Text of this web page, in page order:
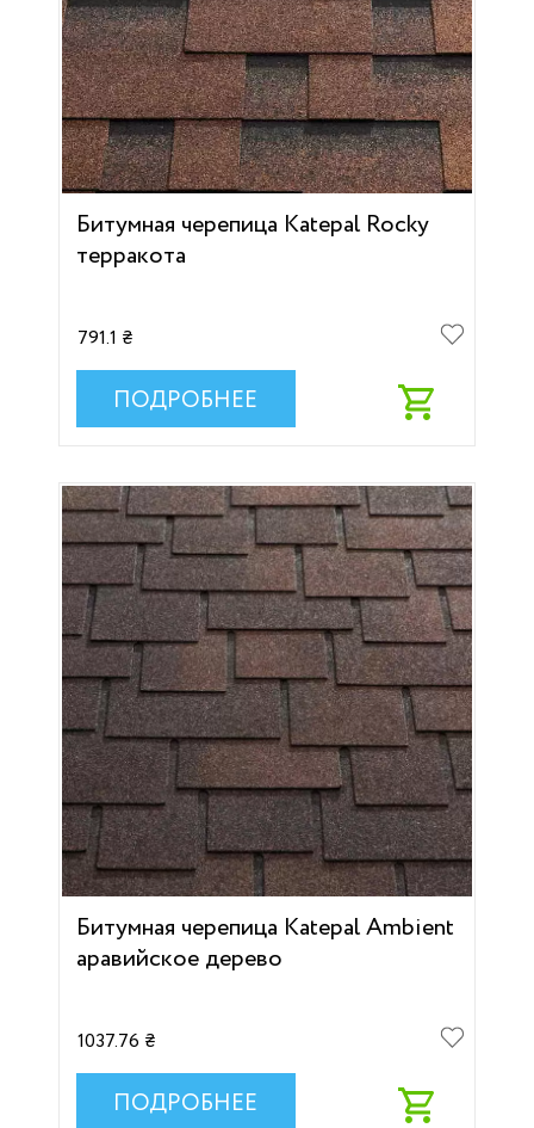
Битумная черепица Katepal Rocky
терракота
791.1 ₴
ПОДРОБНЕЕ
Битумная черепица Katepal Ambient
аравийское дерево
1037.76 ₴
ПОДРОБНЕЕ